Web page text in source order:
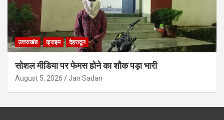
उत्तराखंड क्राइम देहरादून
सोशल मीडिया पर फेमस होने का शौक पड़ा भारी
August 5, 2026 Jan Sadan